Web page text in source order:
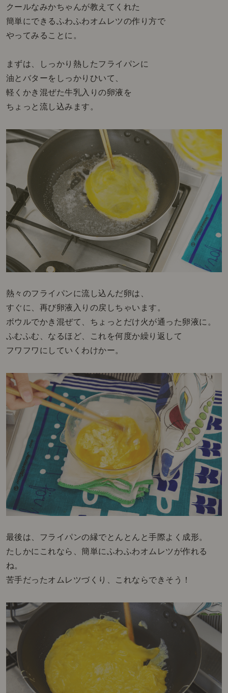
クールなみかちゃんが教えてくれた
簡単にできるふわふわオムレツの作り方で
やってみることに。
まずは、しっかり熱したフライパンに
油とバターをしっかりひいて、
軽くかき混ぜた牛乳入りの卵液を
ちょっと流し込みます。
熱々のフライパンに流し込んだ卵は、
すぐに、再び卵液入りの戻しちゃいます。
ボウルでかき混ぜて、ちょっとだけ火が通った卵液に。
ふむふむ、なるほど、これを何度か繰り返して
フワフワにしていくわけかー。
最後は、フライパンの縁でとんとんと手際よく成形。
たしかにこれなら、簡単にふわふわオムレツが作れる
ね。
苦手だったオムレツづくり、これならできそう！